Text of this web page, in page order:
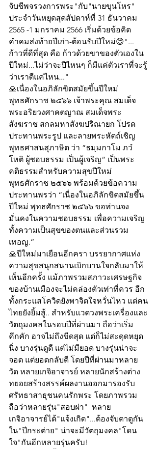
จับชีพจรวงการพระ"กับ"นายขุนโหร"
ประจำวันหยุดสุดสัปดาห์ที่ 31 ธันวาคม
2565 -1 มกราคม 2566 เริ่มด้วยข้อคิด
คำคมส่งท้ายปีเก่า-ต้อนรับปีใหม่😊"...
ก้าวที่ดีที่สุด คือ ก้าวด้วยขาของตัวเองใน
ปีใหม่...ไม่ว่าจะปีไหนๆ ก็มีแค่ตัวเราที่จะรู้
ว่าเราดีแค่ไหน..."
🙏เนื่องในอภิลักขิตสมัยขึ้นปีใหม่
พุทธศักราช ๒๕๖๖ เจ้าพระคุณ สมเด็จ
พระอริยวงศาคตญาณ สมเด็จพระ
สังฆราช สกลมหาสังฆปริณายก โปรด
ประทานพระรูป และลายพระหัตถ์เชิญ
พุทธศาสนสุภาษิต ว่า “ธมฺมกาโม ภวํ
โหติ ผู้ชอบธรรม เป็นผู้เจริญ” เป็นพระ
คติธรรมสำหรับความสุขปีใหม่
พุทธศักราช ๒๕๖๖ พร้อมด้วยข้อความ
ประทานพรว่า “เนื่องในอภิลักขิตสมัยขึ้น
ปีใหม่ พุทธศักราช ๒๕๖๖ ขอท่านจง
มั่นคงในความชอบธรรม เพื่อความเจริญ
ทั้งความเป็นสุขของตนและส่วนรวม
เทอญ.”
🙏ปีใหม่มาเยือนอีกครา บรรยากาศแห่ง
ความสุขสนุกสนานเบิกบานใจกลับมาให้
เห็นอีกครั้ง แม้ภาพรวมสภาวะเศรษฐกิจ
ของบ้านเมืองจะไม่คล่องตัวเท่าที่ควร อีก
ทั้งกระแสโควิดยังพาจิตใจหวั่นไหว แต่คน
ไทยยังยิ้มสู้.. สำหรับแวดวงพระเครื่องและ
วัตถุมงคลในรอบปีที่ผ่านมา ถือว่าเริ่ม
คึกคัก อาจไม่ถึงขีดสุด แต่ก็ไม่สะดุดหยุด
นิ่ง บางรุ่นดูดี แต่ไม่มียอด บางรุ่นน่าจะ
จอด แต่ยอดกลับดี โดยปีที่ผ่านมาหลาย
วัด หลายเกจิอาจารย์ หลายนักสร้างต่าง
ทยอยสร้างสรรค์ผลงานออกมารองรับ
ศรัทธาสาธุชนคนรักพระ โดยภาพรวม
ถือว่าหลายรุ่น"สอบผ่า"  หลาย
เกจิอาจารย์ได้"แจ้งเกิด"...ต้องจับตาดูกัน
ใน"ปีกระต่าย" น่าจะมีวัตถุมงคล"โดน
ใจ"กันอีกหลายรุ่นครับ!